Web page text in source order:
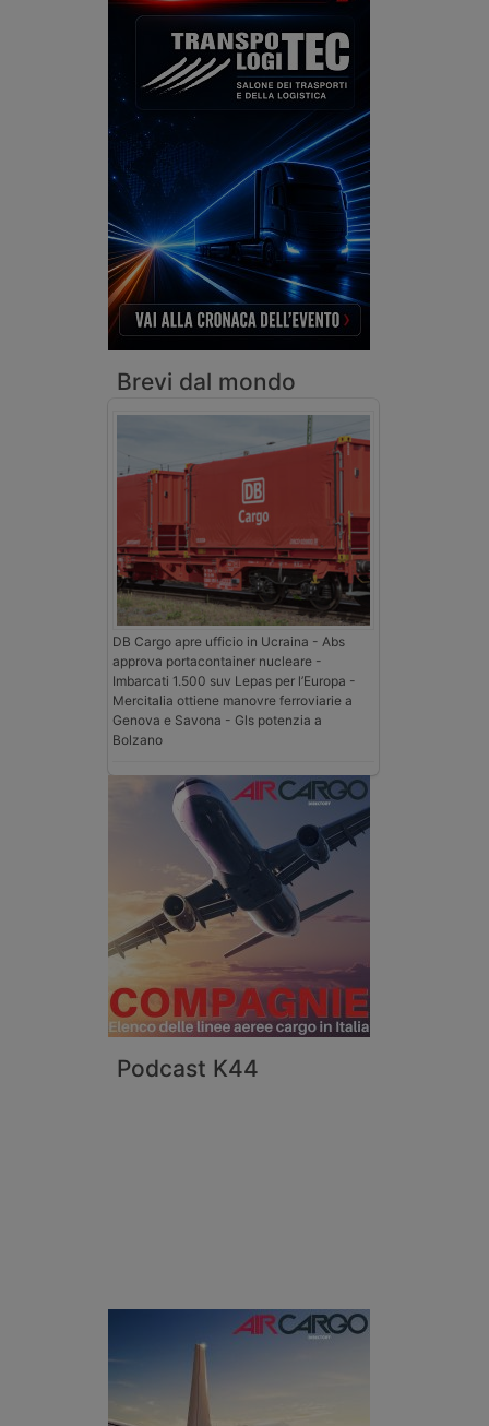
Brevi dal mondo
DB Cargo apre ufficio in Ucraina - Abs
approva portacontainer nucleare -
Imbarcati 1.500 suv Lepas per l’Europa -
Mercitalia ottiene manovre ferroviarie a
Genova e Savona - Gls potenzia a
Bolzano
Podcast K44